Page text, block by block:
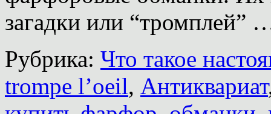
загадки или “тромплей”
Рубрика: Что такое
trompe l’oeil, Антиквариат